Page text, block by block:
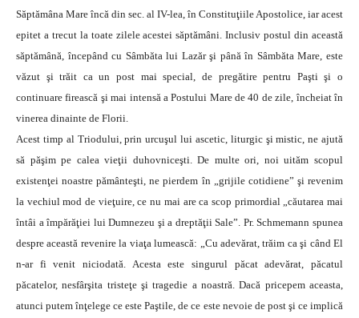
Săptămâna Mare încă din sec. al IV-lea, în Constituţiile Apostolice, iar acest
epitet a trecut la toate zilele acestei săptămâni. Inclusiv postul din această
săptămână, începând cu Sâmbăta lui Lazăr şi până în Sâmbăta Mare, este
văzut şi trăit ca un post mai special, de pregătire pentru Paşti şi o
continuare firească şi mai intensă a Postului Mare de 40 de zile, încheiat în
vinerea dinainte de Florii.
Acest timp al Triodului, prin urcuşul lui ascetic, liturgic şi mistic, ne ajută
să păşim pe calea vieţii duhovniceşti. De multe ori, noi uităm scopul
existenţei noastre pământeşti, ne pierdem în „grijile cotidiene” şi revenim
la vechiul mod de vieţuire, ce nu mai are ca scop primordial „căutarea mai
întâi a împărăţiei lui Dumnezeu şi a dreptăţii Sale”. Pr. Schmemann spunea
despre această revenire la viaţa lumească: „Cu adevărat, trăim ca şi când El
n-ar fi venit niciodată. Acesta este singurul păcat adevărat, păcatul
păcatelor, nesfârşita tristeţe şi tragedie a noastră. Dacă pricepem aceasta,
atunci putem înţelege ce este Paştile, de ce este nevoie de post şi ce implică